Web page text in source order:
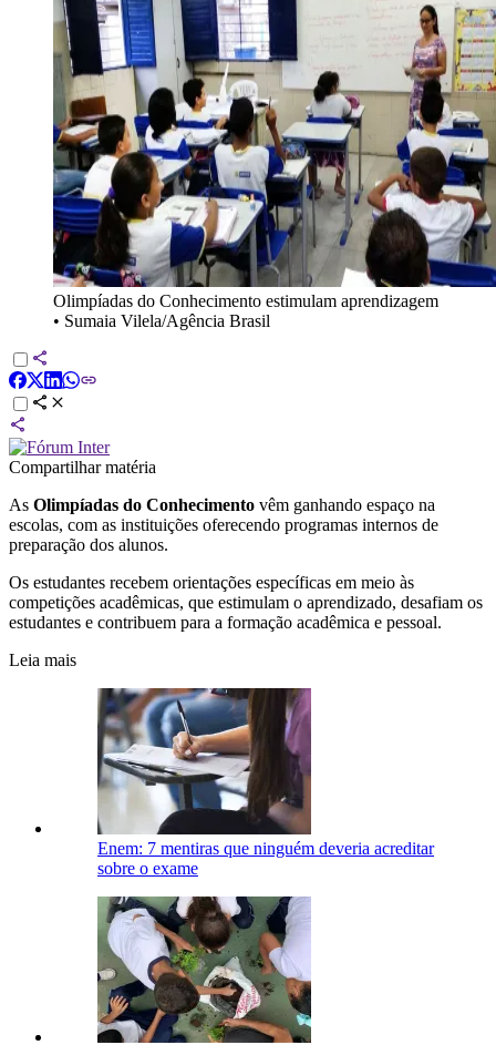
Olimpíadas do Conhecimento estimulam aprendizagem
• Sumaia Vilela/Agência Brasil
Compartilhar matéria
As Olimpíadas do Conhecimento vêm ganhando espaço na
escolas, com as instituições oferecendo programas internos de
preparação dos alunos.
Os estudantes recebem orientações específicas em meio às
competições acadêmicas, que estimulam o aprendizado, desafiam os
estudantes e contribuem para a formação acadêmica e pessoal.
Leia mais
Enem: 7 mentiras que ninguém deveria acreditar
sobre o exame